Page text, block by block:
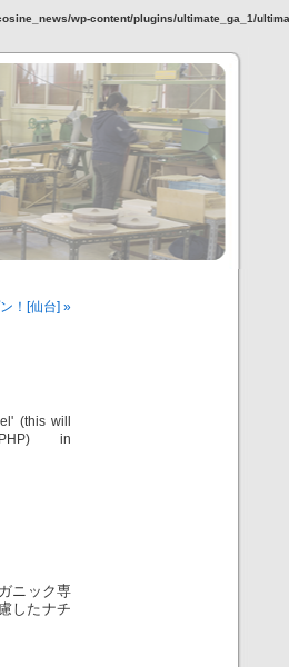
wp-content/plugins/ultimate_ga_1/
！[仙台] »
(this will
in
ニック専
したナチ